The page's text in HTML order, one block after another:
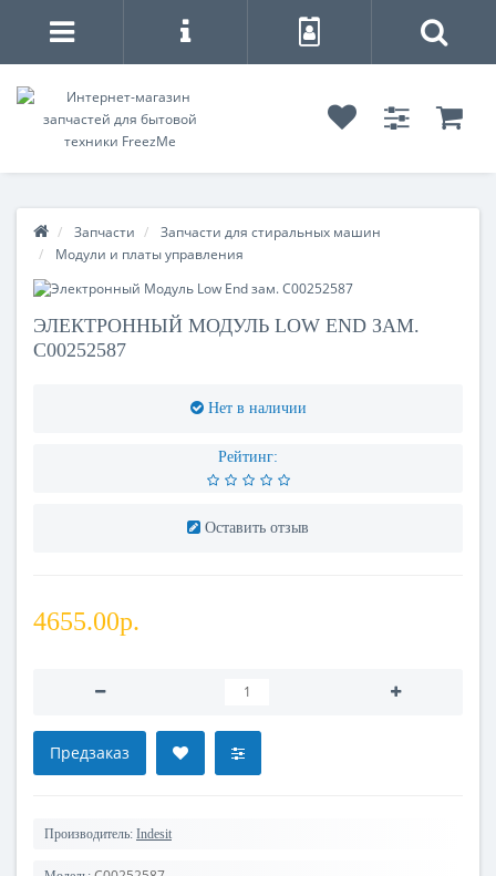
Запчасти
Запчасти для стиральных машин
Модули и платы управления
ЭЛЕКТРОННЫЙ МОДУЛЬ LOW END ЗАМ.
C00252587
Нет в наличии
Рейтинг:
Оставить отзыв
4655.00р.
Предзаказ
Производитель: Indesit